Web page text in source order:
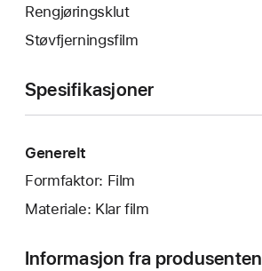
Rengjøringsklut
Støvfjerningsfilm
Spesifikasjoner
Generelt
Formfaktor: Film
Materiale: Klar film
Informasjon fra produsenten